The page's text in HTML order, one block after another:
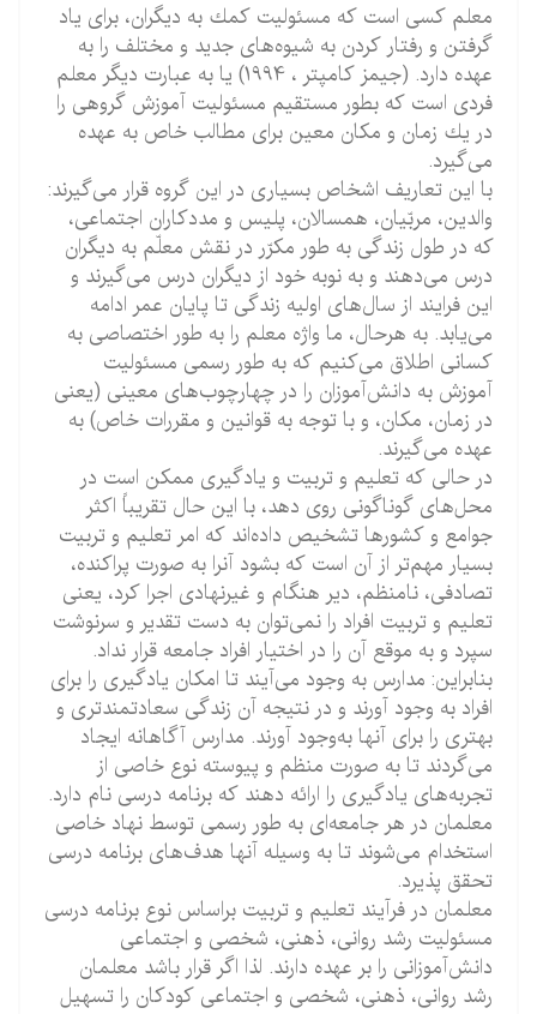
معلم كسی است كه مسئولیت كمك به دیگران، برای یاد
گرفتن و رفتار كردن به شیوه‌های جدید و مختلف را به
عهده دارد. (جیمز كامپتر ، 1994) یا به عبارت دیگر معلم
فردی است كه بطور مستقیم مسئولیت آموزش گروهی را
در یك زمان و مكان معین برای مطالب خاص به عهده
می‌گیرد.
با این تعاریف اشخاص بسیاری در این گروه قرار می‌گیرند:
والدین، مربّیان، همسالان، پلیس و مددكاران اجتماعی،
که در طول زندگی به طور مكرّر در نقش معلّم به دیگران
درس می‌دهند و به نوبه خود از دیگران درس می‌گیرند و
این فرایند از سال‌های اولیه زندگی تا پایان عمر ادامه
می‌یابد. به هرحال، ما واژه معلم را به طور اختصاصی به
كسانی اطلاق می‌كنیم كه به طور رسمی مسئولیت
آموزش به دانش‌آموزان را در چهارچوب‌های معینی (یعنی
در زمان، مكان، و با توجه به قوانین و مقررات خاص) به
عهده می‌گیرند.
در حالی كه تعلیم و تربیت و یادگیری ممكن است در
محل‌های گوناگونی روی دهد، با این حال تقریباً اكثر
جوامع و كشورها تشخیص داده‌اند كه امر تعلیم و تربیت
بسیار مهم‌تر از آن است كه بشود آنرا به صورت پراكنده،
تصادفی، نامنظم، دیر هنگام و غیرنهادی اجرا كرد، یعنی
تعلیم و تربیت افراد را نمی‌توان به دست تقدیر و سرنوشت
سپرد و به موقع آن را در اختیار افراد جامعه قرار نداد.
بنابراین: مدارس به وجود می‌آیند تا امكان یادگیری را برای
افراد به وجود آورند و در نتیجه آن زندگی سعادتمندتری و
بهتری را برای آنها به‌وجود آورند. مدارس آگاهانه ایجاد
می‌گردند تا به صورت منظم و پیوسته نوع خاصی از
تجربه‌های یادگیری را ارائه دهند كه برنامه درسی نام دارد.
معلمان در هر جامعه‌ای به طور رسمی توسط نهاد خاصی
استخدام می‌شوند تا به وسیله آنها هدف‌های برنامه درسی
تحقق پذیرد.
معلمان در فرآیند تعلیم و تربیت براساس نوع برنامه درسی
مسئولیت رشد روانی، ذهنی، شخصی و اجتماعی
دانش‌آموزانی را بر عهده دارند. لذا اگر قرار باشد معلمان
رشد روانی، ذهنی، شخصی و اجتماعی كودكان را تسهیل